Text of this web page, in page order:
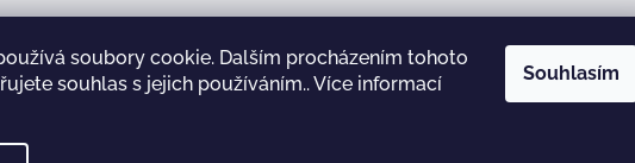
soubory cookie. Dalším procházením tohoto
souhlas s jejich používáním.. Více informací
Souhlasím
Sledovat na Instagramu